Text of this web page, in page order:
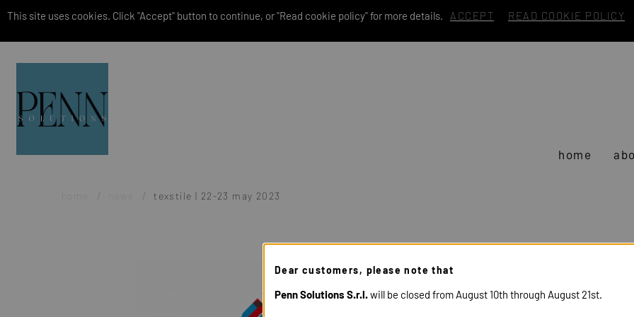
This site uses cookies. Click "Accept" button to continue, or "Read cookie policy" for more details. ACCEPT READ COOKIE POLICY
home
texstile | 22-23 may 2023
Dear customers, please note that
Penn Solutions S.r.l.will be closed from August 10th through August 21st.